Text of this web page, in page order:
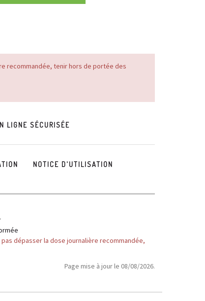
recommandée, tenir hors de portée des
LIGNE SÉCURISÉE
NOTICE D'UTILISATION
pas dépasser la dose journalière recommandée,
Page mise à jour le 08/08/2026.